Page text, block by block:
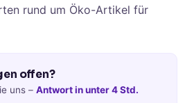
rund um Öko-Artikel für
offen?
uns – Antwort in unter 4 Std.